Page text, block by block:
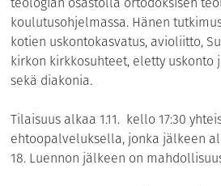
koulutusohjelmassa. Hänen
kotien uskontokasvatus, avioliitto,
kirkon kirkkosuhteet, eletty
sekä diakonia.
Tilaisuus alkaa 1.11. kello 17:30
ehtoopalveluksella, jonka jälkeen
18. Luennon jälkeen on